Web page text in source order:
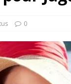
GTi : naissance d’une
Honda dévoile un spot
0